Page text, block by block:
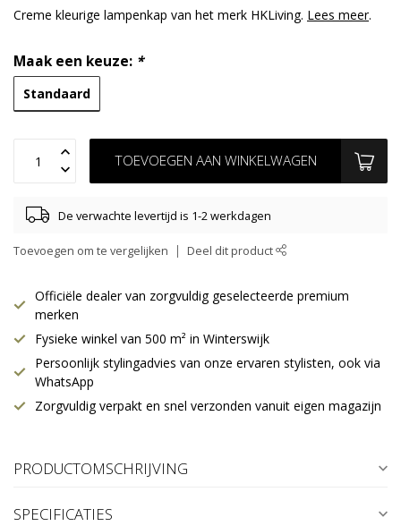
Creme kleurige lampenkap van het merk HKLiving. Lees meer.
Maak een keuze: *
Standaard
TOEVOEGEN AAN WINKELWAGEN
De verwachte levertijd is 1-2 werkdagen
Toevoegen om te vergelijken Deel dit product
Officiële dealer van zorgvuldig geselecteerde premium
merken
Fysieke winkel van 500 m² in Winterswijk
Persoonlijk stylingadvies van onze ervaren stylisten, ook via
WhatsApp
Zorgvuldig verpakt en snel verzonden vanuit eigen magazijn
PRODUCTOMSCHRIJVING
SPECIFICATIES